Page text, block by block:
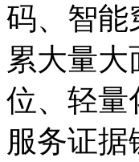
码、智能
累大量
位、轻量
服务证